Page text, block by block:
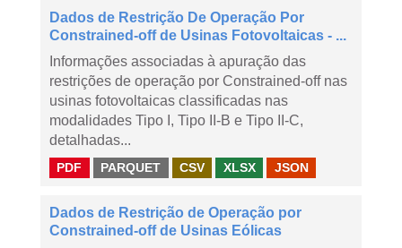
Dados de Restrição De Operação Por
Constrained-off de Usinas Fotovoltaicas - ...
Informações associadas à apuração das
restrições de operação por Constrained-off nas
usinas fotovoltaicas classificadas nas
modalidades Tipo I, Tipo II-B e Tipo II-C,
detalhadas...
PDF PARQUET CSV XLSX JSON
Dados de Restrição de Operação por
Constrained-off de Usinas Eólicas